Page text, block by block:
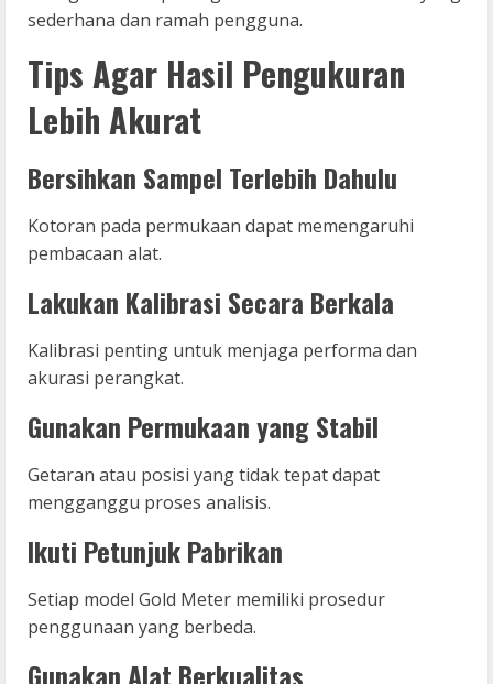
sederhana dan ramah pengguna.
Tips Agar Hasil Pengukuran
Lebih Akurat
Bersihkan Sampel Terlebih Dahulu
Kotoran pada permukaan dapat memengaruhi
pembacaan alat.
Lakukan Kalibrasi Secara Berkala
Kalibrasi penting untuk menjaga performa dan
akurasi perangkat.
Gunakan Permukaan yang Stabil
Getaran atau posisi yang tidak tepat dapat
mengganggu proses analisis.
Ikuti Petunjuk Pabrikan
Setiap model Gold Meter memiliki prosedur
penggunaan yang berbeda.
Gunakan Alat Berkualitas